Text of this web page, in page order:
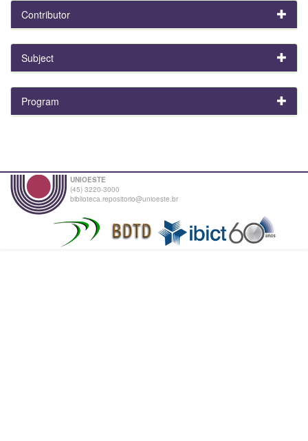
Contributor
Subject
Program
UNIOESTE
(45) 3220-3000
biblioteca.repositorio@unioeste.br